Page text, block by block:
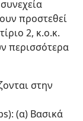
προστεθεί
2, κ.ο.κ.
περισσότερα
στην
(α) Βασικά